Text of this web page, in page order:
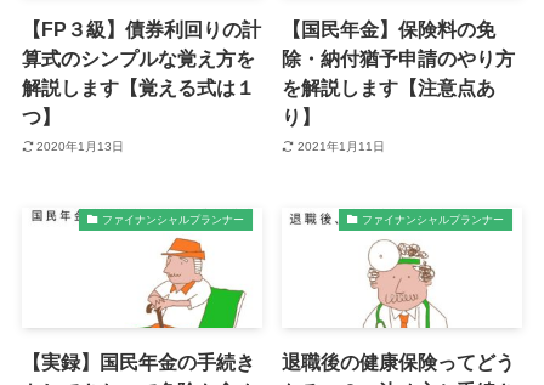
【FP３級】債券利回りの計
算式のシンプルな覚え方を
解説します【覚える式は１
つ】
2020年1月13日
【国民年金】保険料の免
除・納付猶予申請のやり方
を解説します【注意点あ
り】
2021年1月11日
ファイナンシャルプランナー
【実録】国民年金の手続き
ファイナンシャルプランナー
退職後の健康保険ってどう